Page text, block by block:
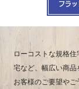
フラ
ローコストな規格
宅など、幅広い商品
お客様のご要望や